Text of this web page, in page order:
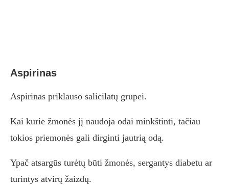
Aspirinas
Aspirinas priklauso salicilatų grupei.
Kai kurie žmonės jį naudoja odai minkštinti, tačiau
tokios priemonės gali dirginti jautrią odą.
Ypač atsargūs turėtų būti žmonės, sergantys diabetu ar
turintys atvirų žaizdų.